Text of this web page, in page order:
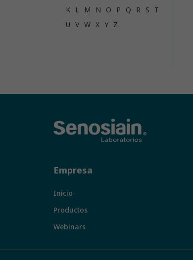
K
L M N O P Q R S
T
U V W X Y Z
Empresa
Inicio
Productos
Webinars